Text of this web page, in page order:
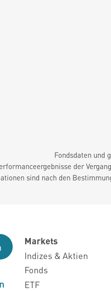
Fondsdaten und
der
sind nach den
Markets
Indizes & Aktien
Fonds
ETF